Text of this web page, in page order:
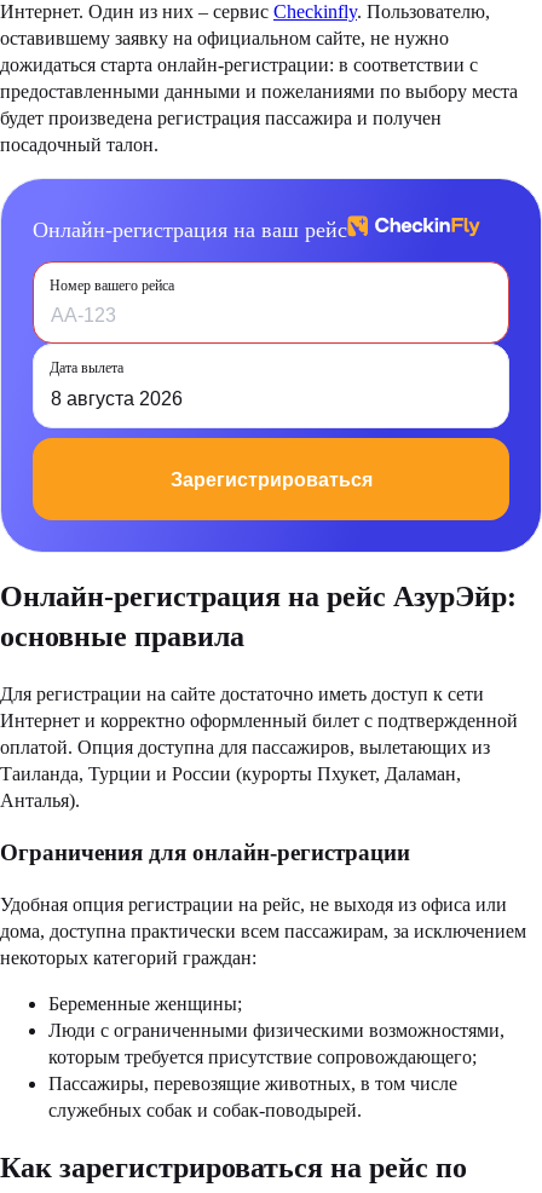
Интернет. Один из них – сервис Checkinfly. Пользователю,
оставившему заявку на официальном сайте, не нужно
дожидаться старта онлайн-регистрации: в соответствии с
предоставленными данными и пожеланиями по выбору места
будет произведена регистрация пассажира и получен
посадочный талон.
Онлайн-регистрация на ваш рейс
Номер вашего рейса
Зарегистрироваться
Дата вылета
8 августа 2026
Онлайн-регистрация на рейс АзурЭйр:
основные правила
Для регистрации на сайте достаточно иметь доступ к сети
Интернет и корректно оформленный билет с подтвержденной
оплатой. Опция доступна для пассажиров, вылетающих из
Таиланда, Турции и России (курорты Пхукет, Даламан,
Анталья).
Ограничения для онлайн-регистрации
Удобная опция регистрации на рейс, не выходя из офиса или
дома, доступна практически всем пассажирам, за исключением
некоторых категорий граждан:
Беременные женщины;
Люди с ограниченными физическими возможностями,
которым требуется присутствие сопровождающего;
Пассажиры, перевозящие животных, в том числе
служебных собак и собак-поводырей.
Как зарегистрироваться на рейс по